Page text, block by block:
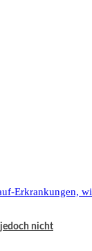
jedoch nicht